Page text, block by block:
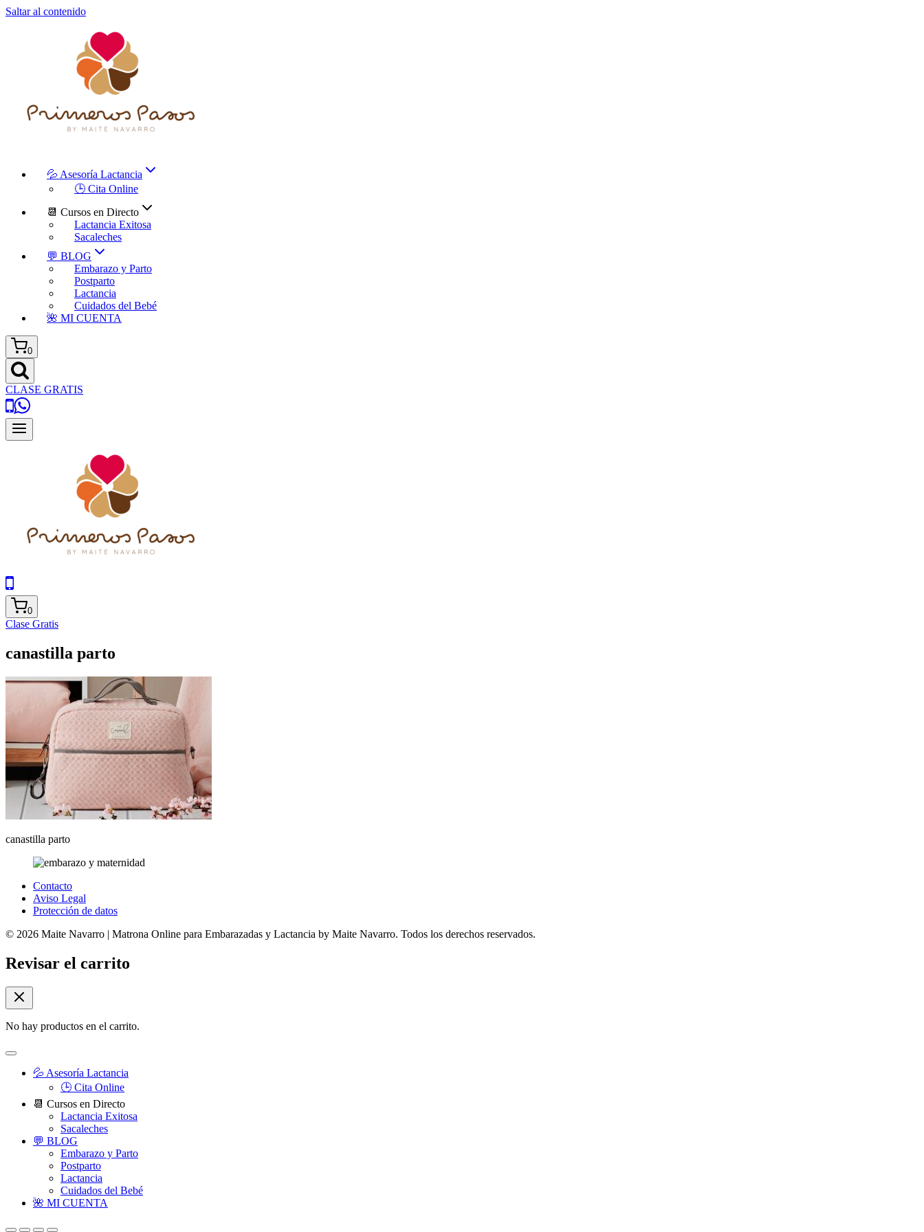
Saltar al contenido
💦 Asesoría Lactancia
🕒 Cita Online
📆 Cursos en Directo
Lactancia Exitosa
Sacaleches
💬 BLOG
Embarazo y Parto
Postparto
Lactancia
Cuidados del Bebé
🌺 MI CUENTA
0
CLASE GRATIS
0
Clase Gratis
canastilla parto
canastilla parto
Contacto
Aviso Legal
Protección de datos
© 2026 Maite Navarro | Matrona Online para Embarazadas y Lactancia by Maite Navarro. Todos los derechos reservados.
Revisar el carrito
No hay productos en el carrito.
💦 Asesoría Lactancia
🕒 Cita Online
📆 Cursos en Directo
Lactancia Exitosa
Sacaleches
💬 BLOG
Embarazo y Parto
Postparto
Lactancia
Cuidados del Bebé
🌺 MI CUENTA